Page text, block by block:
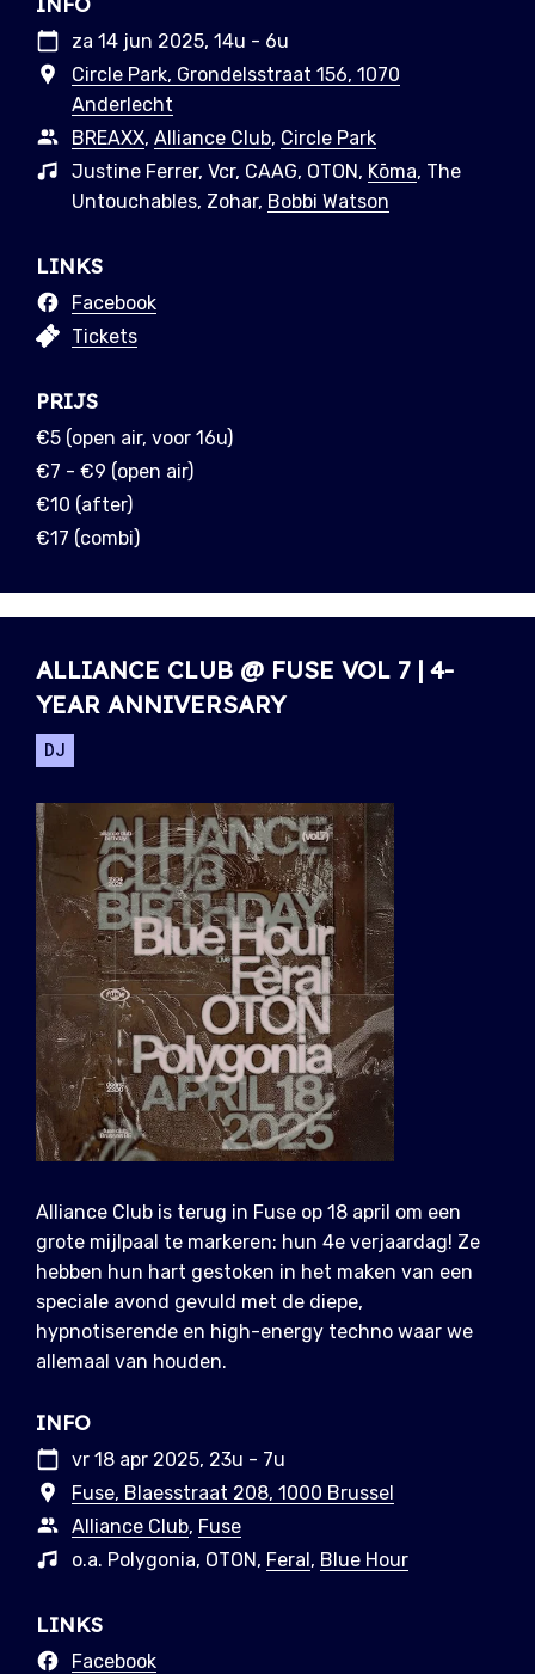
za 14 jun 2025, 14u - 6u
Circle Park, Grondelsstraat 156, 1070
Anderlecht
BREAXX, Alliance Club, Circle Park
Justine Ferrer, Vcr, CAAG, OTON, Kōma, The
Untouchables, Zohar, Bobbi Watson
LINKS
Facebook
Tickets
PRIJS
€5 (open air, voor 16u)
€7 - €9 (open air)
€10 (after)
€17 (combi)
ALLIANCE CLUB @ FUSE VOL 7 | 4-
YEAR ANNIVERSARY
DJ
Alliance Club is terug in Fuse op 18 april om een
grote mijlpaal te markeren: hun 4e verjaardag! Ze
hebben hun hart gestoken in het maken van een
speciale avond gevuld met de diepe,
hypnotiserende en high-energy techno waar we
allemaal van houden.
INFO
vr 18 apr 2025, 23u - 7u
Fuse, Blaesstraat 208, 1000 Brussel
Alliance Club, Fuse
o.a. Polygonia, OTON, Feral, Blue Hour
LINKS
Facebook